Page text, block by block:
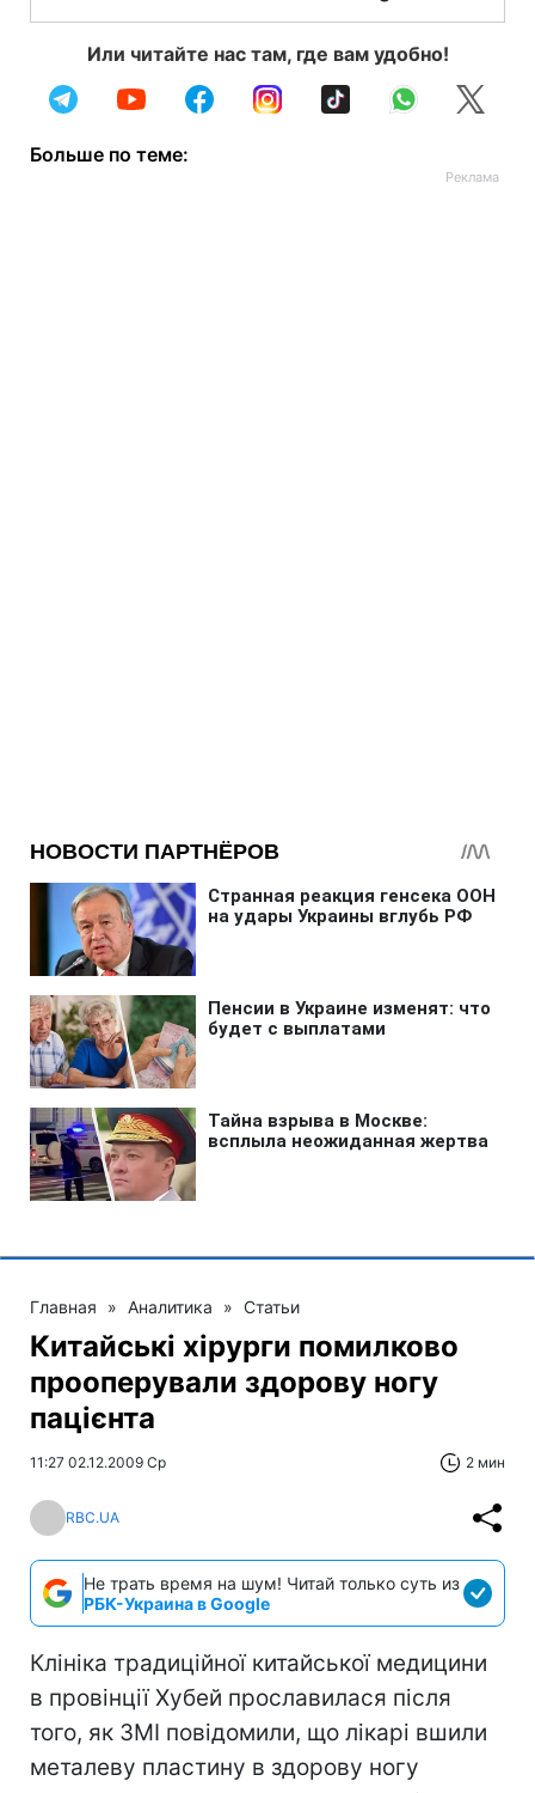
Или читайте нас там, где вам удобно!
Больше по теме:
Главная » Аналитика » Статьи
Китайські хірурги помилково
прооперували здорову ногу
пацієнта
11:27 02.12.2009 Ср 2 мин
RBC.UA
Не трать время на шум! Читай только суть из
РБК-Украина в Google
Клініка традиційної китайської медицини
в провінції Хубей прославилася після
того, як ЗМІ повідомили, що лікарі вшили
металеву пластину в здорову ногу